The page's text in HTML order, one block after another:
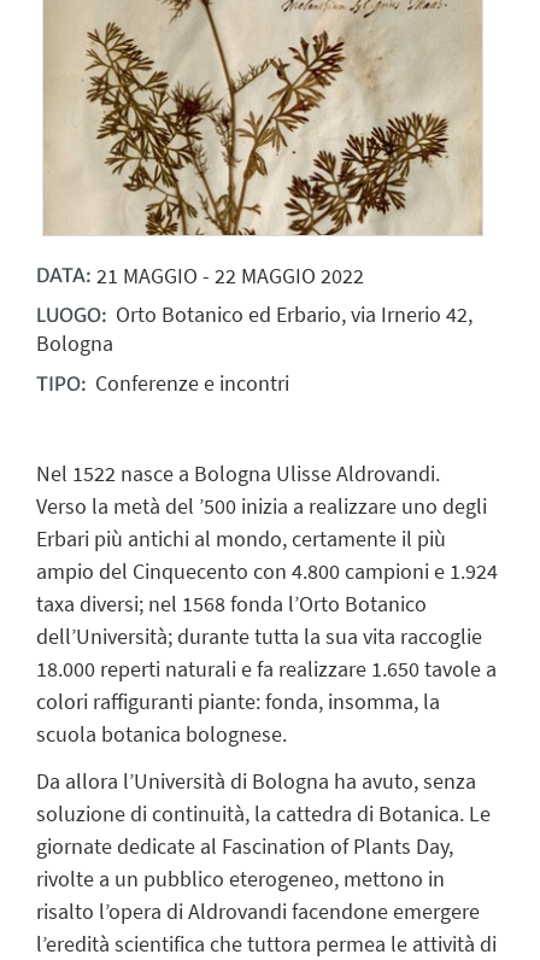
DATA: 21 MAGGIO - 22 MAGGIO2022
LUOGO: Orto Botanico ed Erbario, via Irnerio 42,
Bologna
TIPO: Conferenze e incontri
Nel 1522 nasce a Bologna Ulisse Aldrovandi.
Verso la metà del ’500 inizia a realizzare uno degli
Erbari più antichi al mondo, certamente il più
ampio del Cinquecento con 4.800 campioni e 1.924
taxa diversi; nel 1568 fonda l’Orto Botanico
dell’Università; durante tutta la sua vita raccoglie
18.000 reperti naturali e fa realizzare 1.650 tavole a
colori raffiguranti piante: fonda, insomma, la
scuola botanica bolognese.
Da allora l’Università di Bologna ha avuto, senza
soluzione di continuità, la cattedra di Botanica. Le
giornate dedicate al Fascination of Plants Day,
rivolte a un pubblico eterogeneo, mettono in
risalto l’opera di Aldrovandi facendone emergere
l’eredità scientifica che tuttora permea le attività di